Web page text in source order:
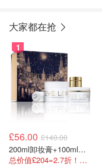
大家都在抢
1
£56.00 £140.00
200ml卸妆膏+100ml急救面膜+面霜+洁颜布
总价值£204=2.7折！闭眼冲这套！